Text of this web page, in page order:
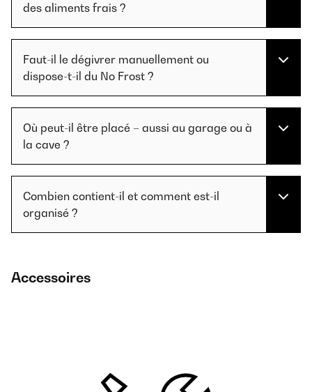
des aliments frais ?
Faut-il le dégivrer manuellement ou
dispose-t-il du No Frost ?
Où peut-il être placé – aussi au garage ou à
la cave ?
Combien contient-il et comment est-il
organisé ?
Accessoires